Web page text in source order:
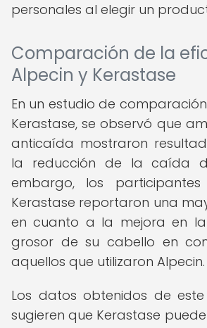
personales al elegir un
Comparación de la
Alpecin y Kerastase
En un estudio de
Kerastase, se observó que
anticaída mostraron
la reducción de la caída
embargo, los
Kerastase reportaron una
en cuanto a la mejora en
grosor de su cabello en
aquellos que utilizaron Alpecin.
Los datos obtenidos de
sugieren que Kerastase